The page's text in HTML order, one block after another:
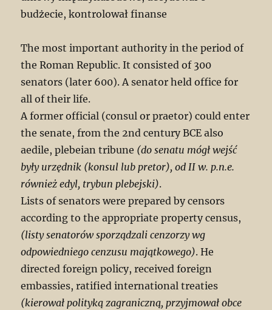
budżecie, kontrolował finanse
The most important authority in the period of
the Roman Republic. It consisted of 300
senators (later 600). A senator held office for
all of their life.
A former official (consul or praetor) could enter
the senate, from the 2nd century BCE also
aedile, plebeian tribune (do senatu mógł wejść
były urzędnik (konsul lub pretor), od II w. p.n.e.
również edyl, trybun plebejski).
Lists of senators were prepared by censors
according to the appropriate property census,
(listy senatorów sporządzali cenzorzy wg
odpowiedniego cenzusu majątkowego). He
directed foreign policy, received foreign
embassies, ratified international treaties
(kierował polityką zagraniczną, przyjmował obce